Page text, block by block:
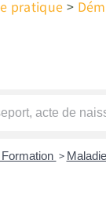
pratique >
>